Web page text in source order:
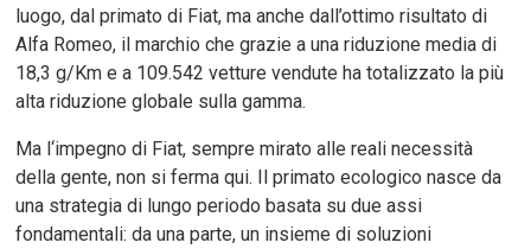
luogo, dal primato di Fiat, ma anche dall’ottimo risultato di
Alfa Romeo, il marchio che grazie a una riduzione media di
18,3 g/Km e a 109.542 vetture vendute ha totalizzato la più
alta riduzione globale sulla gamma.
Ma l‘impegno di Fiat, sempre mirato alle reali necessità
della gente, non si ferma qui. Il primato ecologico nasce da
una strategia di lungo periodo basata su due assi
fondamentali: da una parte, un insieme di soluzioni